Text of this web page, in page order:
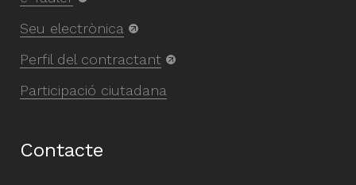
Seu electrònica
Perfil del contractant
Participació ciutadana
Contacte